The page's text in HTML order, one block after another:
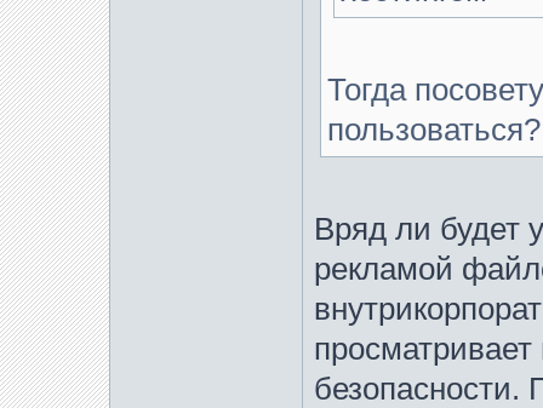
Тогда
пользоваться?
Вряд ли будет
рекламой
безопасности.